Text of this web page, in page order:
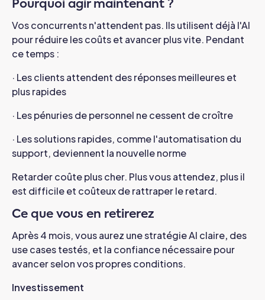
Pourquoi agir maintenant ?
Vos concurrents n'attendent pas. Ils utilisent déjà l'AI
pour réduire les coûts et avancer plus vite. Pendant
ce temps :
· Les clients attendent des réponses meilleures et
plus rapides
· Les pénuries de personnel ne cessent de croître
· Les solutions rapides, comme l'automatisation du
support, deviennent la nouvelle norme
Retarder coûte plus cher. Plus vous attendez, plus il
est difficile et coûteux de rattraper le retard.
Ce que vous en retirerez
Après 4 mois, vous aurez une stratégie AI claire, des
use cases testés, et la confiance nécessaire pour
avancer selon vos propres conditions.
Investissement